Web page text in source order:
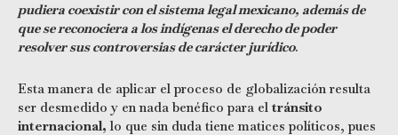
pudiera coexistir con el sistema legal mexicano, además de
que se reconociera a los indígenas el derecho de poder
resolver sus controversias de carácter jurídico.
Esta manera de aplicar el proceso de globalización resulta
ser desmedido y en nada benéfico para el tránsito
internacional, lo que sin duda tiene matices políticos, pues